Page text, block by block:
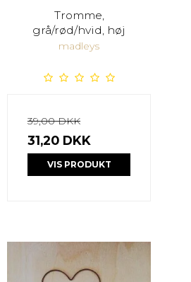
Tromme,
grå/rød/hvid, høj
madleys
39,00 DKK
31,20 DKK
VIS PRODUKT